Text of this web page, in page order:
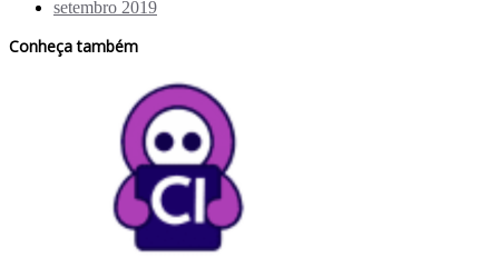
setembro 2019
Conheça também